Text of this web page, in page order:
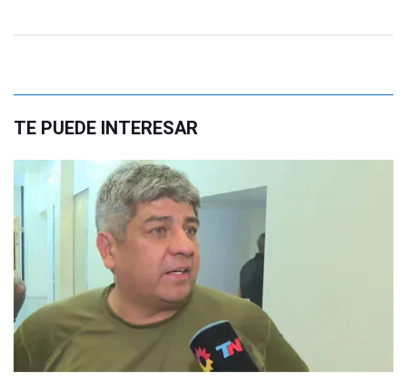
TE PUEDE INTERESAR